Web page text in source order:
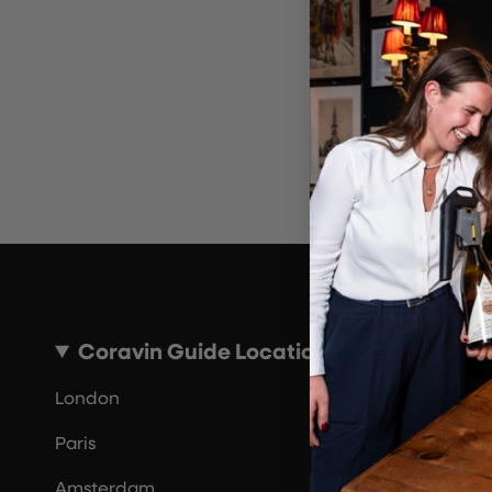
Por
Coravin Guide Locations
London
Paris
Amsterdam